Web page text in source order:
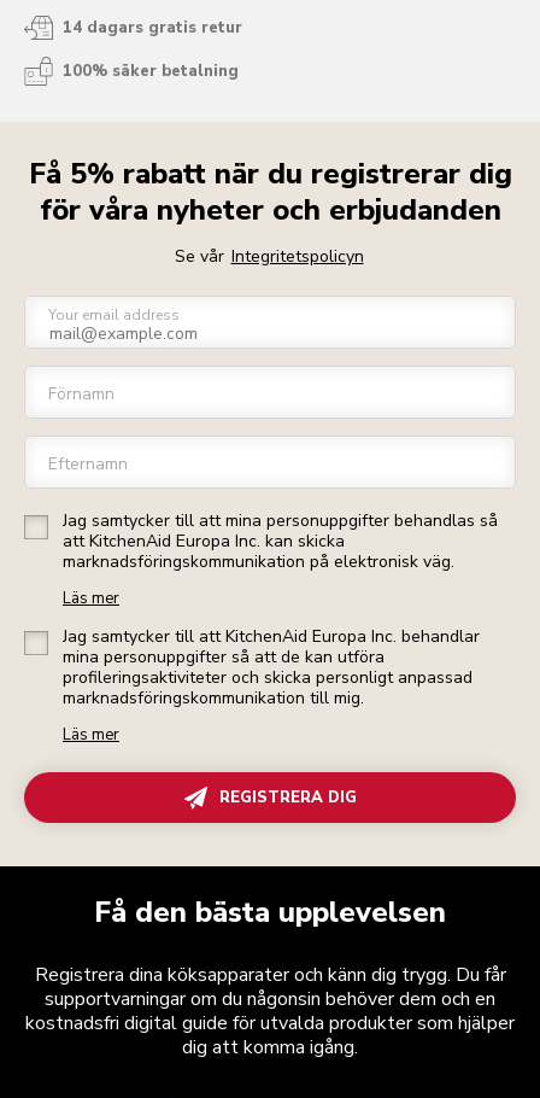
14 dagars gratis retur
100% säker betalning
Få 5% rabatt när du registrerar dig
för våra nyheter och erbjudanden
Se vår Integritetspolicyn
Your email address
Förnamn
Efternamn
Jag samtycker till att mina personuppgifter behandlas så
att KitchenAid Europa Inc. kan skicka
marknadsföringskommunikation på elektronisk väg.
Läs mer
Jag samtycker till att KitchenAid Europa Inc. behandlar
mina personuppgifter så att de kan utföra
profileringsaktiviteter och skicka personligt anpassad
marknadsföringskommunikation till mig.
Läs mer
REGISTRERA DIG
Få den bästa upplevelsen
Registrera dina köksapparater och känn dig trygg. Du får
supportvarningar om du någonsin behöver dem och en
kostnadsfri digital guide för utvalda produkter som hjälper
dig att komma igång.